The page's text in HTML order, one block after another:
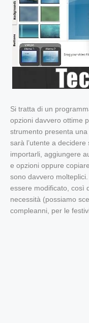
Si tratta di un
opzioni davvero ottime
strumento presenta
sarà l’utente a
importarli, aggiungere
e opzioni oppure
sono davvero molteplici.
essere modificato, così
necessità (possiamo
compleanni, per le